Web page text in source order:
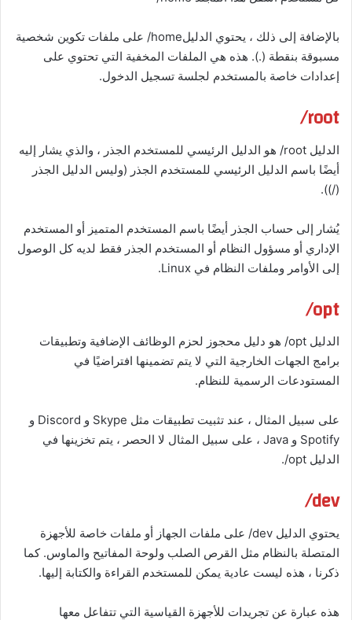
بالإضافة إلى ذلك ، يحتوي الدليلhome/ على ملفات تكوين شخصية
مسبوقة بنقطة (.). هذه هي الملفات المخفية التي تحتوي على
إعدادات خاصة بالمستخدم لجلسة تسجيل الدخول.
root/
الدليل root/ هو الدليل الرئيسي للمستخدم الجذر ، والذي يشار إليه
أيضًا باسم الدليل الرئيسي للمستخدم الجذر (وليس الدليل الجذر
(/)).
يُشار إلى حساب الجذر أيضًا باسم المستخدم المتميز أو المستخدم
الإداري أو مسؤول النظام أو المستخدم الجذر فقط لديه كل الوصول
إلى الأوامر وملفات النظام في Linux.
opt/
الدليل opt/ هو دليل محجوز لحزم الوظائف الإضافية وتطبيقات
برامج الجهات الخارجية التي لا يتم تضمينها افتراضيًا في
المستودعات الرسمية للنظام.
على سبيل المثال ، عند تثبيت تطبيقات مثل Skype و Discord و
Spotify و Java ، على سبيل المثال لا الحصر ، يتم تخزينها في
الدليل opt/.
dev/
يحتوي الدليل dev/ على ملفات الجهاز أو ملفات خاصة للأجهزة
المتصلة بالنظام مثل القرص الصلب ولوحة المفاتيح والماوس. كما
ذكرنا ، هذه ليست عادية يمكن للمستخدم القراءة والكتابة إليها.
هذه عبارة عن تجريدات للأجهزة القياسية التي تتفاعل معها